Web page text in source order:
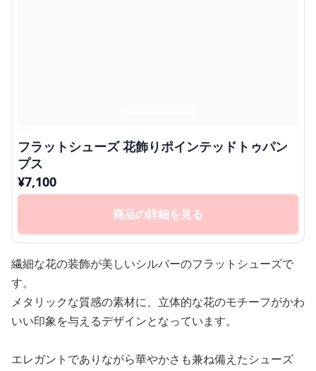
フラットシューズ 花飾りポインテッドトゥパン
プス
¥7,100
商品の詳細を見る
繊細な花の装飾が美しいシルバーのフラットシューズで
す。
メタリックな質感の素材に、立体的な花のモチーフがかわ
いい印象を与えるデザインとなっています。
エレガントでありながら華やかさも兼ね備えたシューズ